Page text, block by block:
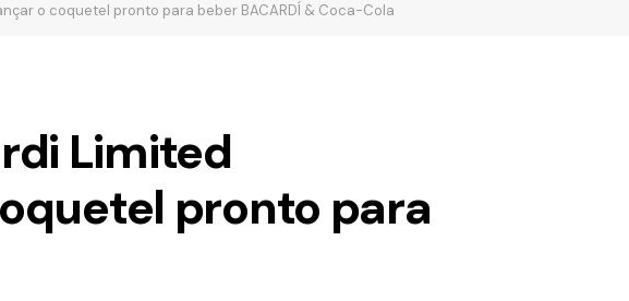
o coquetel pronto para beber BACARDÍ & Coca-Cola
Limited
pronto para